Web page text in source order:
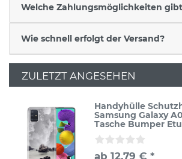
Welche Zahlungsmöglichkeiten
Wie schnell erfolgt der Versand?
ZULETZT ANGESEHEN
Handyhülle
Samsung Galaxy
Tasche Bumper
ab 12,79 € *